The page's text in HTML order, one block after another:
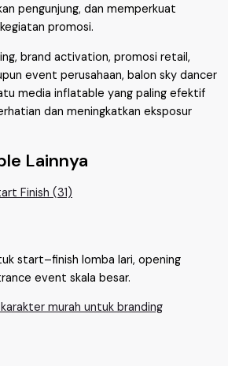
pengunjung, dan memperkuat
promosi.
brand activation, promosi retail,
event perusahaan, balon sky dancer
media inflatable yang paling efektif
dan meningkatkan eksposur
Lainnya
start–finish lomba lari, opening
event skala besar.